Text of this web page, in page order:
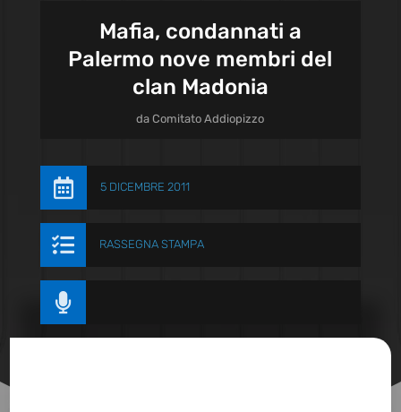
Mafia, condannati a
Palermo nove membri del
clan Madonia
daComitato Addiopizzo
 5 DICEMBRE 2011
 RASSEGNA STAMPA
